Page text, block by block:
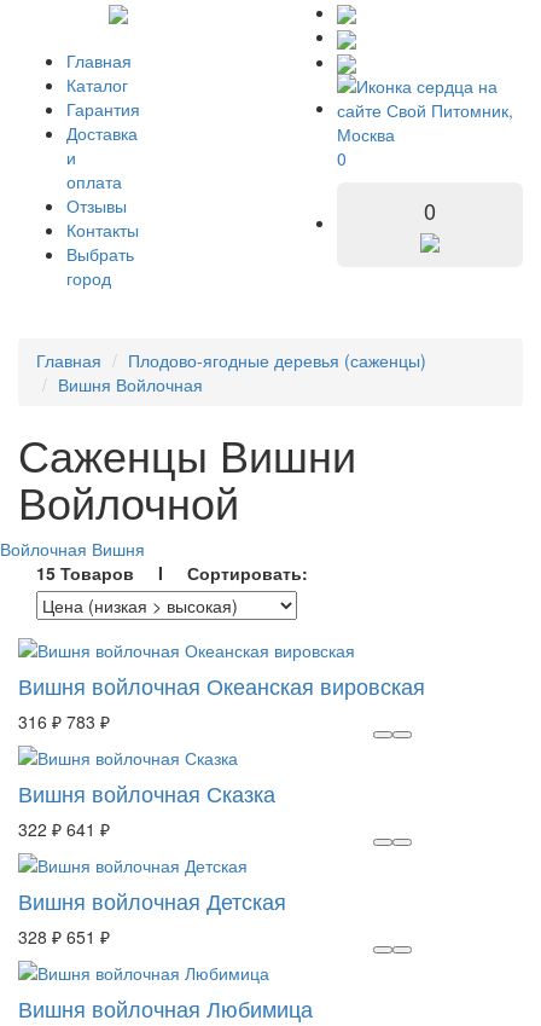
Главная
Каталог
Гарантия
Доставка
и
оплата
Отзывы
Контакты
Выбрать
город
0
0
Главная
Плодово-ягодные деревья (саженцы)
Вишня Войлочная
Саженцы Вишни
Войлочной
Войлочная Вишня
15 Товаров I Сортировать:
Вишня войлочная Океанская вировская
316 ₽ 783 ₽
Вишня войлочная Сказка
322 ₽ 641 ₽
Вишня войлочная Детская
328 ₽ 651 ₽
Вишня войлочная Любимица